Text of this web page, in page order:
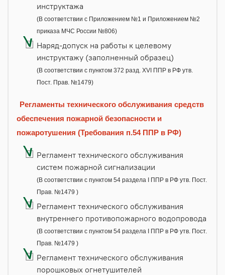
инструктажа
(В соответствии с Приложением №1 и Приложением №2
приказа МЧС России №806)
Наряд-допуск на работы к целевому
инструктажу (заполненный образец)
(В соответствии с пунктом 372 разд. XVI ППР в РФ утв.
Пост. Прав. №1479)
Регламенты технического обслуживания средств
обеспечения пожарной безопасности и
пожаротушения (Требования п.54 ППР в РФ)
Регламент технического обслуживания
систем пожарной сигнализации
(В соответствии с пунктом 54 раздела I ППР в РФ утв. Пост.
Прав. №1479 )
Регламент технического обслуживания
внутреннего противопожарного водопровода
(В соответствии с пунктом 54 раздела I ППР в РФ утв. Пост.
Прав. №1479 )
Регламент технического обслуживания
порошковых огнетушителей